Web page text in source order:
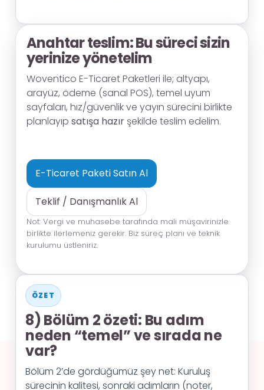
Anahtar teslim: Bu süreci sizin
yerinize yönetelim
Woventico E-Ticaret Paketleri ile; altyapı,
arayüz, ödeme (sanal POS), temel uyum
sayfaları, hız/güvenlik ve yayın sürecini birlikte
planlayıp satışa hazır şekilde teslim edelim.
E-Ticaret Paketi Satın Al
Teklif / Danışmanlık Al
Not: Vergi ve muhasebe tarafında mali müşavirinizle
birlikte ilerlemeniz gerekir. Biz süreç planı ve teknik
kurulumu üstleniriz.
ÖZET
8) Bölüm 2 özeti: Bu adım
neden “temel” ve sırada ne
var?
Bölüm 2’de gördüğümüz şey net: Kuruluş
sürecinin kalitesi, sonraki adımların (noter,